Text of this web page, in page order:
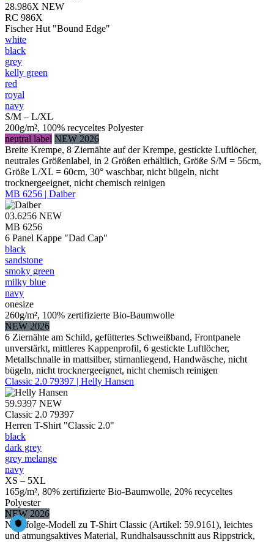
28.986X NEW
RC 986X
Fischer Hut "Bound Edge"
white
black
grey
kelly green
red
royal
navy
S/M – L/XL
200g/m², 100% recyceltes Polyester
neutral label NEW 2026
Breite Krempe, 8 Ziernähte auf der Krempe, gestickte Luftlöcher,
neutrales Größenlabel, in 2 Größen erhältlich, Größe S/M = 56cm,
Größe L/XL = 60cm, 30° waschbar, nicht bügeln, nicht
trocknergeeignet, nicht chemisch reinigen
MB 6256 | Daiber
03.6256 NEW
MB 6256
6 Panel Kappe "Dad Cap"
black
sandstone
smoky green
milky blue
navy
onesize
260g/m², 100% zertifizierte Bio-Baumwolle
NEW 2026
6 Ziernähte am Schild, gefüttertes Schweißband, Frontpanele
unverstärkt, mittleres Kappenprofil, 6 gestickte Luftlöcher,
Metallschnalle in mattsilber, stirnanliegend, Handwäsche, nicht
bügeln, nicht trocknergeeignet, nicht chemisch reinigen
Classic 2.0 79397 | Helly Hansen
59.9397 NEW
Classic 2.0 79397
Herren T-Shirt "Classic 2.0"
black
dark grey
grey melange
navy
XS – 5XL
165g/m², 80% zertifizierte Bio-Baumwolle, 20% recyceltes
Polyester
NEW 2026
Nachfolge-Modell zu T-Shirt Classic (Artikel: 59.9161), leichtes
und atmungsaktives Material, Rundhalsausschnitt aus Rippstrick,